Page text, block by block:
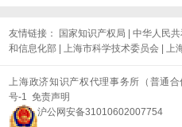
友情链接： 国家知识产权局 |中华人民
和信息化部 |上海市科学技术委员会 |上
上海政济知识产权代理事务所（普通
号-1 免责声明
沪公网安备31010602007754